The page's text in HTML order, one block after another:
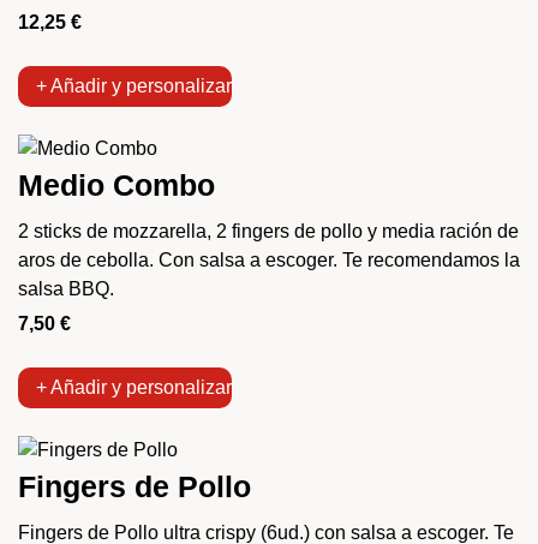
12,25 €
+ Añadir y personalizar
Medio Combo
2 sticks de mozzarella, 2 fingers de pollo y media ración de
aros de cebolla. Con salsa a escoger. Te recomendamos la
salsa BBQ.
7,50 €
+ Añadir y personalizar
Fingers de Pollo
Fingers de Pollo ultra crispy (6ud.) con salsa a escoger. Te